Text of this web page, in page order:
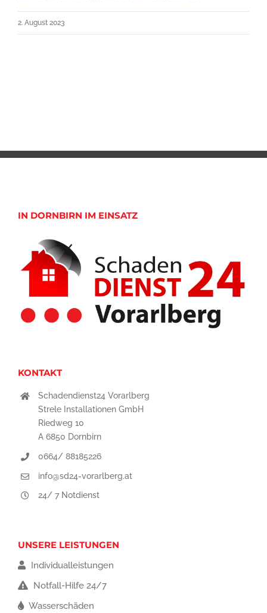
2. August 2023
IN DORNBIRN IM EINSATZ
KONTAKT
Schadendienst24 Vorarlberg
Strele Installationen GmbH
Riedweg 10
A 6850 Dornbirn
0664/ 88185226
info@sd24-vorarlberg.at
24/ 7 Notdienst
UNSERE LEISTUNGEN
Individualleistungen
Notfall-Hilfe 24/7
Wasserschäden